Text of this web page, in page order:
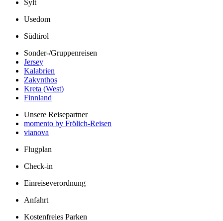
Alle Ziele
Sylt
Usedom
Südtirol
Sonder-/Gruppenreisen
Jersey
Kalabrien
Zakynthos
Kreta (West)
Finnland
Unsere Reisepartner
momento by Frölich-Reisen
vianova
Flugplan
Check-in
Einreiseverordnung